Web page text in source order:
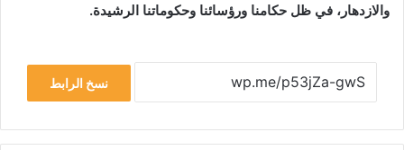
والازدهار، في ظل حكامنا ورؤسائنا وحكوماتنا الرشيدة.
نسخ الرابط